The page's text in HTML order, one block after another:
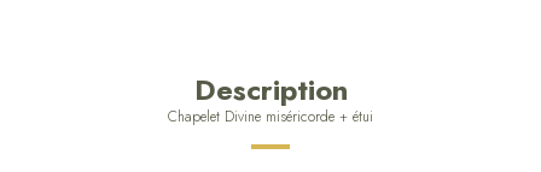
Description
Chapelet Divine miséricorde + étui